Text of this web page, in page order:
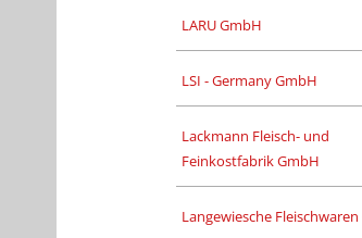
LARU GmbH
LSI - Germany GmbH
Lackmann Fleisch- und
Feinkostfabrik GmbH
Langewiesche